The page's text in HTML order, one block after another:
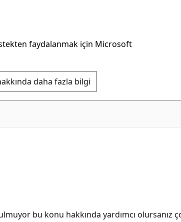
faydalanmak için Microsoft
daha fazla bilgi
bu konu hakkında yardımcı olursanız